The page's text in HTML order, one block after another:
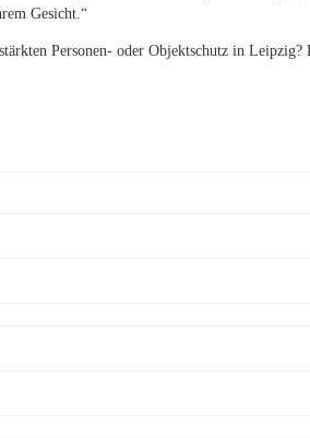
Gesicht.“
Personen- oder Objektschutz in Leipzig?